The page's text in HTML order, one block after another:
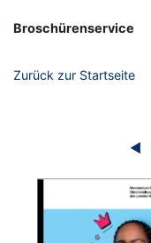
Broschürenservice
Zurück zur Startseite